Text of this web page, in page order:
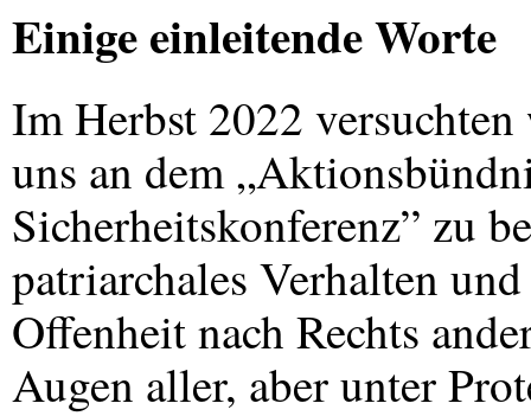
Einige einleitende Worte
Im Herbst 2022
uns an dem
Sicherheitskonferenz” zu
patriarchales Verhalten
Offenheit nach Rechts
Augen aller, aber unter